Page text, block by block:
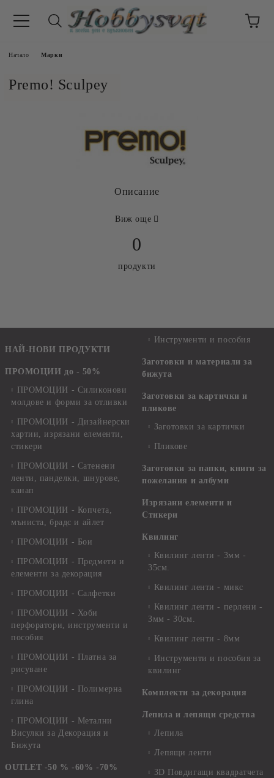
Начало Марки
Premo! Sculpey
Описание
Виж още
0
продукти
НАЙ-НОВИ ПРОДУКТИ
ПРОМОЦИИ до - 50%
ПРОМОЦИИ - Силиконови
молдове и форми за отливки
ПРОМОЦИИ - Дизайнерски
хартии, изрязани елементи,
стикери
ПРОМОЦИИ - Сатенени
ленти, панделки, шнурове,
канап
ПРОМОЦИИ - Копчета,
мъниста, брадс и айлет
ПРОМОЦИИ - Бои
ПРОМОЦИИ - Предмети и
елементи за декорация
ПРОМОЦИИ - Салфетки
ПРОМОЦИИ - Хоби
перфоратори, инструменти и
пособия
ПРОМОЦИИ - Платна за
рисуване
ПРОМОЦИИ - Полимерна
глина
ПРОМОЦИИ - Метални
Висулки за Декорация и
Бижута
OUTLET -50 % -60% -70%
Инструменти и пособия
Заготовки и материали за
бижута
Заготовки за картички и
пликове
Заготовки за картички
Пликове
Заготовки за папки, книги за
пожелания и албуми
Изрязани елементи и
Стикери
Квилинг
Квилинг ленти - 3мм -
35см.
Квилинг ленти - микс
Квилинг ленти - перлени -
3мм - 30см.
Квилинг ленти - 8мм
Инструменти и пособия за
квилинг
Комплекти за декорация
Лепила и лепящи средства
Лепила
Лепящи ленти
3D Повдигащи квадратчета